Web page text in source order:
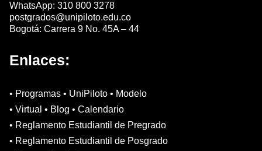
WhatsApp: 310 800 3278
postgrados@unipiloto.edu.co
Bogotá: Carrera 9 No. 45A – 44
Enlaces:
• Programas • UniPiloto • Modelo
• Virtual • Blog • Calendario
• Reglamento Estudiantil de Pregrado
• Reglamento Estudiantil de Posgrado